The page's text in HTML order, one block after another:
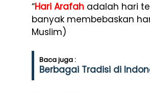
“Hari Arafah adalah hari
banyak membebaskan
Muslim)
Baca juga :
Berbagai Tradisi di